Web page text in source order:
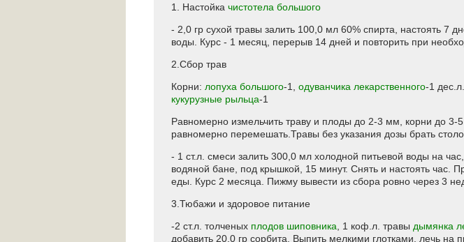
1. Настойка чистотела большого
- 2,0 гр сухой травы залить 100,0 мл 60% спирта, настоять 7
воды. Курс - 1 месяц, перерыв 14 дней и повторить при
2.Сбор трав
Корни: лопуха большого-1, одуванчика лекарственного-1
кукурузные рыльца-1
Равномерно измельчить траву и плоды до 2-3 мм, корни до
равномерно перемешать.Травы без указания дозы брать
- 1 ст.л. смеси залить 300,0 мл холодной питьевой воды на
водяной бане, под крышкой, 15 минут. Снять и настоять час.
еды. Курс 2 месяца. Пижму вывести из сбора ровно через 3
3.Тюбажи и здоровое питание
-2 ст.л. толченых плодов шиповника , 1 коф.л. травы дымянка
добавить 20,0 гр сорбита. Выпить мелкими глотками, лечь на